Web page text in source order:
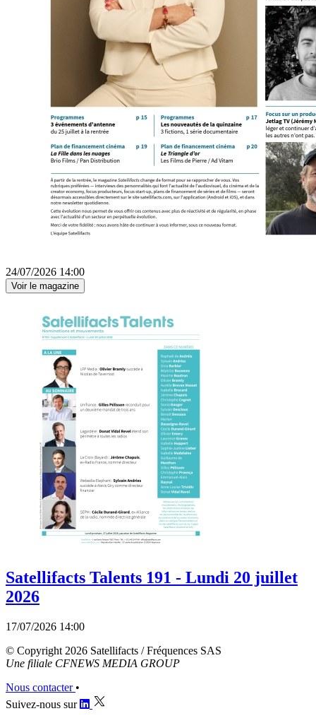
24/07/2026 14:00
Voir le magazine
Satellifacts Talents 191 - Lundi 20 juillet
2026
17/07/2026 14:00
© Copyright 2026 Satellifacts / Fréquences SAS
Une filiale CFNEWS MEDIA GROUP
Nous contacter •
Suivez-nous sur